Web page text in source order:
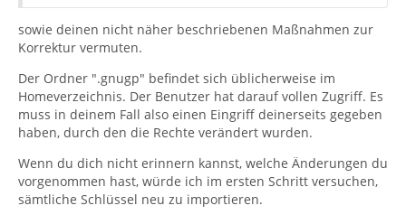
sowie deinen nicht näher beschriebenen Maßnahmen zur
Korrektur vermuten.
Der Ordner ".gnugp" befindet sich üblicherweise im
Homeverzeichnis. Der Benutzer hat darauf vollen Zugriff. Es
muss in deinem Fall also einen Eingriff deinerseits gegeben
haben, durch den die Rechte verändert wurden.
Wenn du dich nicht erinnern kannst, welche Änderungen du
vorgenommen hast, würde ich im ersten Schritt versuchen,
sämtliche Schlüssel neu zu importieren.